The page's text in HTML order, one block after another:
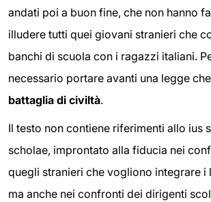
andati poi a buon fine, che non hanno
illudere tutti quei giovani stranieri che
banchi di scuola con i ragazzi italiani.
necessario portare avanti una legge
battaglia di civiltà.
Il testo non contiene riferimenti allo ius
scholae, improntato alla fiducia nei
quegli stranieri che vogliono integrare i
ma anche nei confronti dei dirigenti